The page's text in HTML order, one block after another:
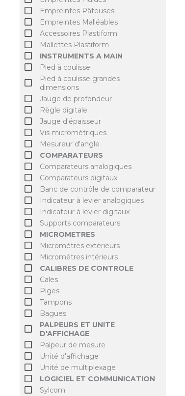
Empreintes Pâteuses
Empreintes Malléables
Accessoires Plastiform
Mallettes Plastiform
INSTRUMENTS A MAIN
Pied à coulisse
Pied à coulisse grandes
dimensions
Jauge de profondeur
Règle digitale
Jauge d'épaisseur
Vis micrométriques
Mesureur d'angle
COMPARATEURS
Comparateurs analogiques
Comparateurs digitaux
Banc de contrôle de comparateur
Indicateur à levier analogiques
Indicateur à levier digitaux
Supports comparateurs
MICROMETRES
Micromètres extérieurs
Micromètres intérieurs
CALIBRES DE CONTROLE
Cales
Piges
Tampons
Bagues
PALPEURS ET UNITE
D'AFFICHAGE
Palpeur de mesure
Unité d'affichage
Unité de multiplexage
LOGICIEL ET COMMUNICATION
Sylcom